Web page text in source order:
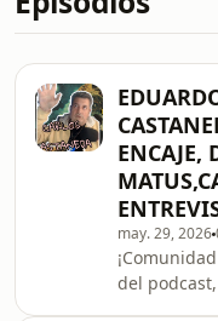
ENCAJE,
may. 29, 2026
del